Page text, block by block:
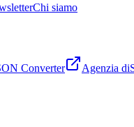
Chi siamo
Converter Agenzia